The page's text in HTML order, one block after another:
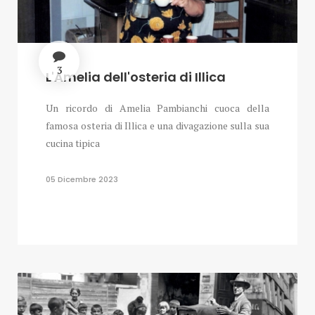
3
L'Amelia dell'osteria di Illica
Un ricordo di Amelia Pambianchi cuoca della
famosa osteria di Illica e una divagazione sulla sua
cucina tipica
05 Dicembre 2023